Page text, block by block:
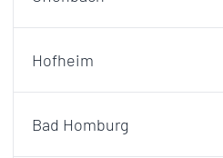
Hofheim
Bad Homburg